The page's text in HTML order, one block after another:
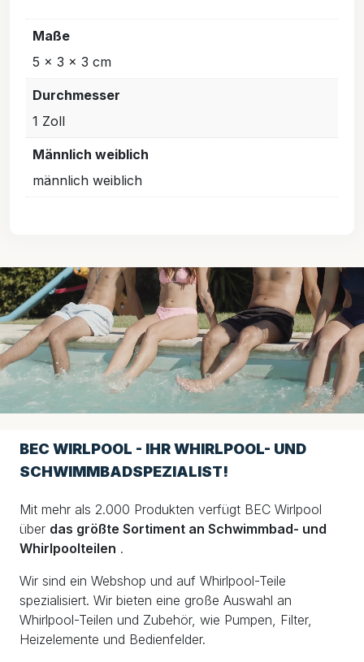
Maße
5 × 3 × 3 cm
Durchmesser
1 Zoll
Männlich weiblich
männlich weiblich
BEC WIRLPOOL - IHR WHIRLPOOL- UND
SCHWIMMBADSPEZIALIST!
Mit mehr als 2.000 Produkten verfügt BEC Wirlpool
über das größte Sortiment an Schwimmbad- und
Whirlpoolteilen .
Wir sind ein Webshop und auf Whirlpool-Teile
spezialisiert. Wir bieten eine große Auswahl an
Whirlpool-Teilen und Zubehör, wie Pumpen, Filter,
Heizelemente und Bedienfelder.